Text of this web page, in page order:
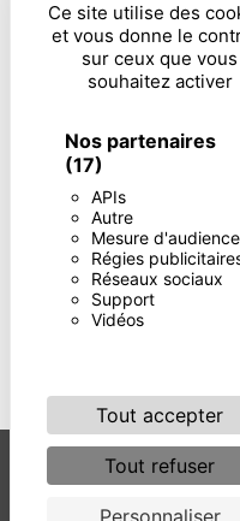
Ce site utilise des
et vous donne le
sur ceux que vous
souhaitez activer
Nos partenaires
(17)
APIs
Autre
Mesure d'audience
Régies
Réseaux sociaux
Support
Vidéos
Tout accepter
Tout refuser
Personnaliser
** Les données
aux fins de vous contacter
informatisé. Elles sont
seul but de répondre à
seront communiquées aux
disposez de droits
portabilité, de limitation,
consentement à tout
réclamation auprès d’une
d’organiser le sort de vos
exercer ces droits par voie
électronique à l'adresse .
être demandé. Nous
de prise de contact puis
aux fins probatoires et de
site cnil.fr pour plus
Vistalid- 2026 -